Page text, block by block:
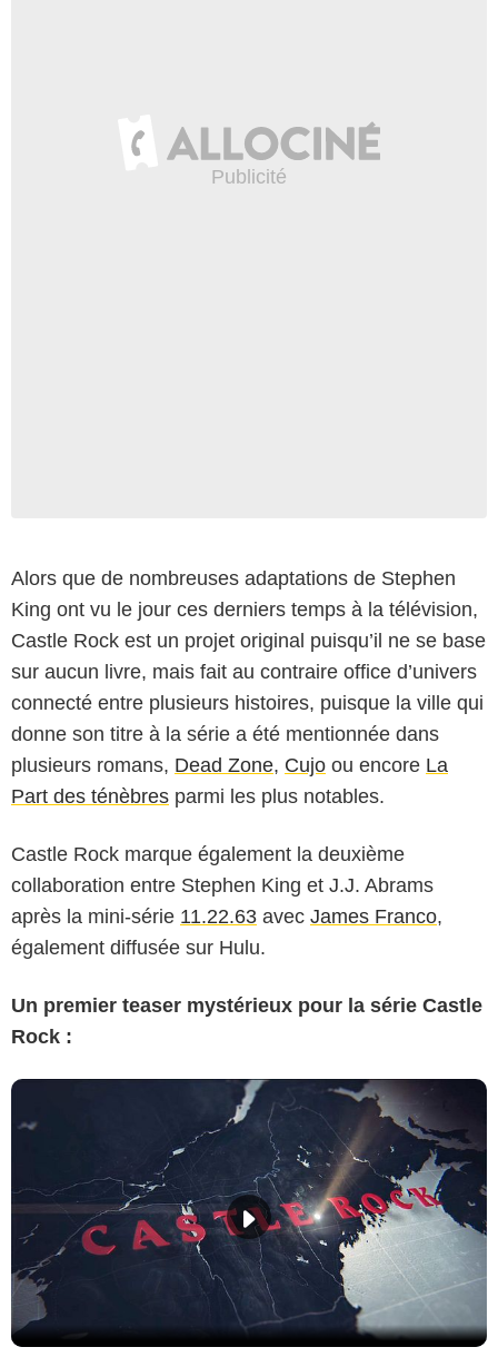
Alors que de nombreuses adaptations de Stephen
King ont vu le jour ces derniers temps à la télévision,
Castle Rock est un projet original puisqu’il ne se base
sur aucun livre, mais fait au contraire office d’univers
connecté entre plusieurs histoires, puisque la ville qui
donne son titre à la série a été mentionnée dans
plusieurs romans, Dead Zone, Cujo ou encore La
Part des ténèbres parmi les plus notables.
Castle Rock marque également la deuxième
collaboration entre Stephen King et J.J. Abrams
après la mini-série 11.22.63 avec James Franco,
également diffusée sur Hulu.
Un premier teaser mystérieux pour la série Castle
Rock :